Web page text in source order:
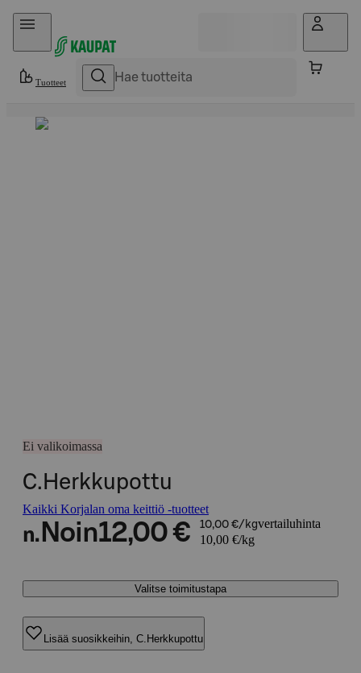
Hyppää sisältöön
Tuotteet
Ei valikoimassa
C.Herkkupottu
Kaikki Korjalan oma keittiö -tuotteet
n. Noin12,00 € 10,00 €/kgvertailuhinta
10,00 €/kg
Valitse toimitustapa
Lisää suosikkeihin, C.Herkkupottu